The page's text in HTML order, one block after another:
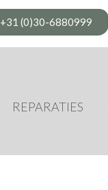
+31 (0)30-6880999
REPARATIES